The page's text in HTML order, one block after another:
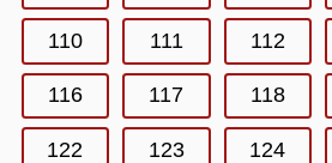
110 111 112
116 117 118
122 123 124